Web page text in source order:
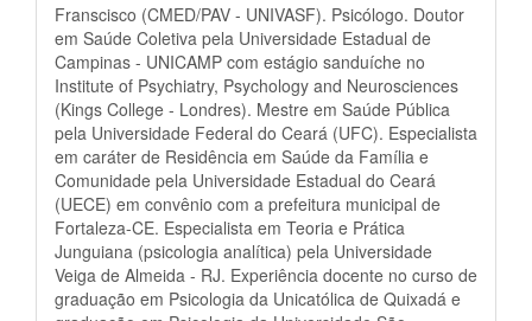
Franscisco (CMED/PAV - UNIVASF). Psicólogo. Doutor
em Saúde Coletiva pela Universidade Estadual de
Campinas - UNICAMP com estágio sanduíche no
Institute of Psychiatry, Psychology and Neurosciences
(Kings College - Londres). Mestre em Saúde Pública
pela Universidade Federal do Ceará (UFC). Especialista
em caráter de Residência em Saúde da Família e
Comunidade pela Universidade Estadual do Ceará
(UECE) em convênio com a prefeitura municipal de
Fortaleza-CE. Especialista em Teoria e Prática
Junguiana (psicologia analítica) pela Universidade
Veiga de Almeida - RJ. Experiência docente no curso de
graduação em Psicologia da Unicatólica de Quixadá e